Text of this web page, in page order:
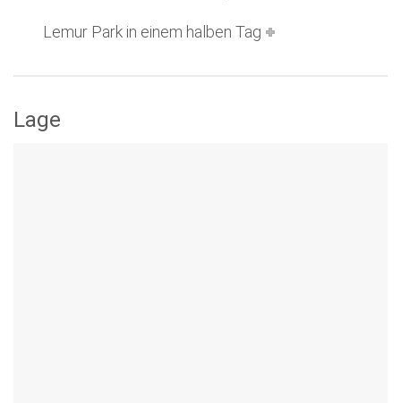
Lemur Park in einem halben Tag
Lage